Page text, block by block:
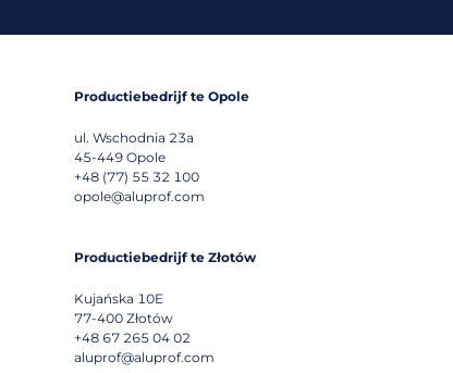
Productiebedrijf te Opole
ul. Wschodnia 23a
45-449 Opole
+48 (77) 55 32 100
opole@aluprof.com
Productiebedrijf te Złotów
Kujańska 10E
77-400 Złotów
+48 67 265 04 02
aluprof@aluprof.com